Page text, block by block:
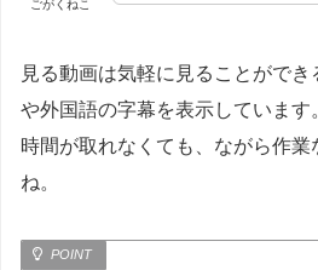
ごがくねこ
見る動画は気軽に見ることがで
や外国語の字幕を表示しています
時間が取れなくても、ながら作業
ね。